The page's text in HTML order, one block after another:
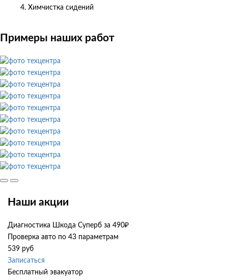
Химчистка сидений
Примеры наших работ
Наши акции
Диагностика Шкода Суперб за 490₽
Проверка авто по 43 параметрам
539 руб
Записаться
Бесплатный эвакуатор